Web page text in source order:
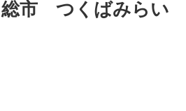
市 つくばみらい